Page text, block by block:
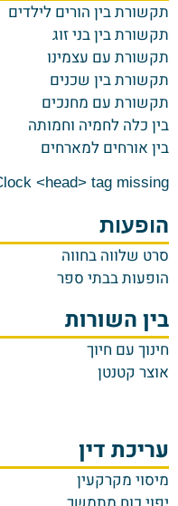
תקשורת בין הורים לילדים
תקשורת בין בני זוג
תקשורת עם עצמינו
תקשורת בין שכנים
תקשורת עם מחנכים
בין כלה לחמיה וחמותה
בין אורחים למארחים
<head> tag missing!
הופעות
סרט שלווה בחווה
הופעות בבתי ספר
בין השורות
חינוך עם חיוך
אוצר קטנטן
עריכת דין
מיסוי מקרקעין